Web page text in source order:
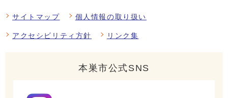
サイトマップ 個人情報の取り扱い
アクセシビリティ方針 リンク集
本巣市公式SNS